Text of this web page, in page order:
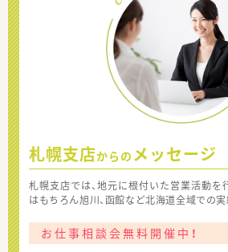
札幌支店からの メッセージ
札幌支店では、地元に根付いた営業活動を
はもちろん旭川、函館など北海道全域での
お仕事相談会無料開催中！